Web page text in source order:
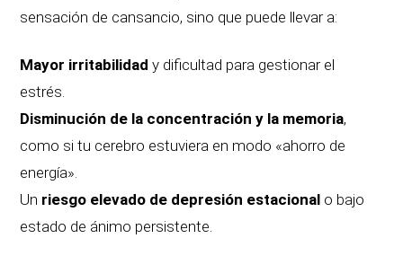
sensación de cansancio, sino que puede llevar a:
Mayor irritabilidad y dificultad para gestionar el
estrés.
Disminución de la concentración y la memoria,
como si tu cerebro estuviera en modo «ahorro de
energía».
Un riesgo elevado de depresión estacional o bajo
estado de ánimo persistente.